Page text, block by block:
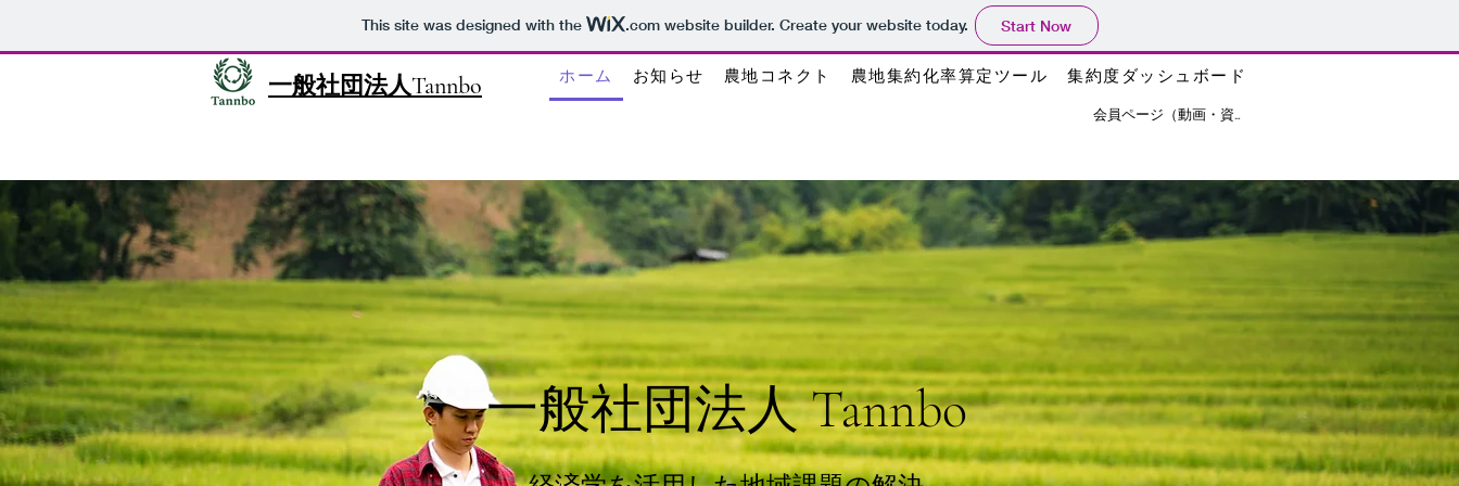
This site was designed with the .comwebsite builder. Create your website today. Start Now
会員ページ（動画・資料）
一般社団法人Tannbo ホーム お知らせ 農地コネクト 農地集約化率算定ツール 集約度ダッシュボード
一般社団法人​ Tannbo